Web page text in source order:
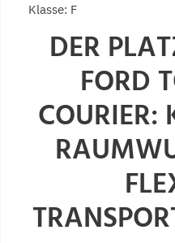
Klasse: F
DER
FORD
COURIER: